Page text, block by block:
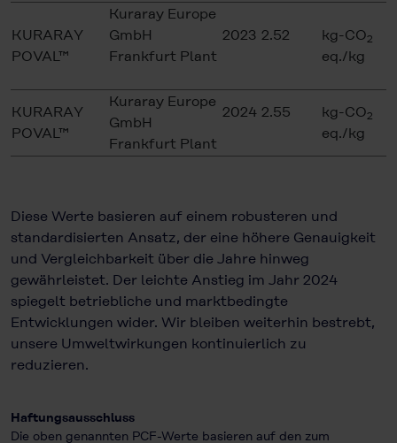
KURARAY
POVAL™
Kuraray Europe
GmbH
Frankfurt Plant
2023 2.52 kg-CO2
eq./kg
KURARAY
POVAL™
Kuraray Europe
GmbH
Frankfurt Plant
2024 2.55 kg-CO2
eq./kg
Diese Werte basieren auf einem robusteren und
standardisierten Ansatz, der eine höhere Genauigkeit
und Vergleichbarkeit über die Jahre hinweg
gewährleistet. Der leichte Anstieg im Jahr 2024
spiegelt betriebliche und marktbedingte
Entwicklungen wider. Wir bleiben weiterhin bestrebt,
unsere Umweltwirkungen kontinuierlich zu
reduzieren.
Haftungsausschluss
Die oben genannten PCF-Werte basieren auf den zum